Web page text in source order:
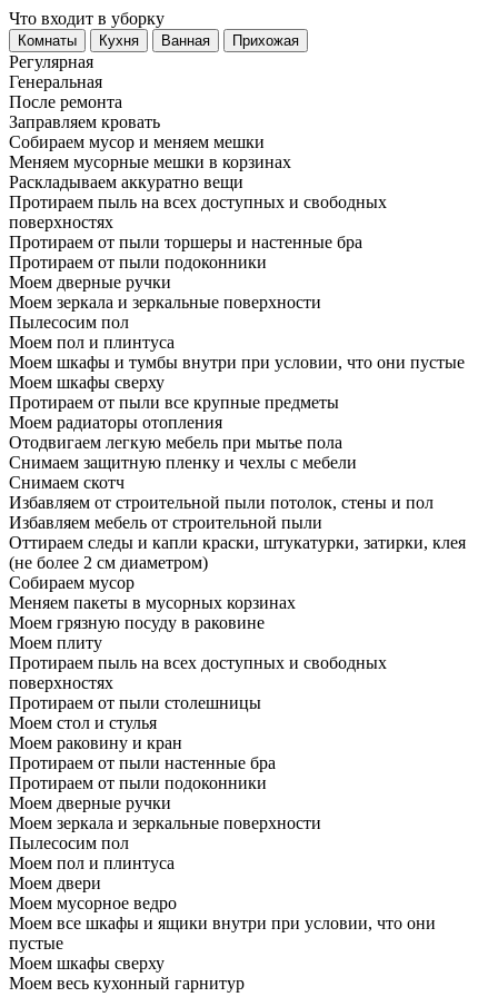
Что входит в уборку
Регу­лярная
Гене­ральная
После ремонта
Заправляем кровать
Собираем мусор и меняем мешки
Меняем мусорные мешки в корзинах
Раскладываем аккуратно вещи
Протираем пыль на всех доступных и свободных
поверхностях
Протираем от пыли торшеры и настенные бра
Протираем от пыли подоконники
Моем дверные ручки
Моем зеркала и зеркальные поверхности
Пылесосим пол
Моем пол и плинтуса
Моем шкафы и тумбы внутри при условии, что они пустые
Моем шкафы сверху
Протираем от пыли все крупные предметы
Моем радиаторы отопления
Отодвигаем легкую мебель при мытье пола
Снимаем защитную пленку и чехлы с мебели
Снимаем скотч
Избавляем от строительной пыли потолок, стены и пол
Избавляем мебель от строительной пыли
Оттираем следы и капли краски, штукатурки, затирки, клея
(не более 2 см диаметром)
Собираем мусор
Меняем пакеты в мусорных корзинах
Моем грязную посуду в раковине
Моем плиту
Протираем пыль на всех доступных и свободных
поверхностях
Протираем от пыли столешницы
Моем стол и стулья
Моем раковину и кран
Протираем от пыли настенные бра
Протираем от пыли подоконники
Моем дверные ручки
Моем зеркала и зеркальные поверхности
Пылесосим пол
Моем пол и плинтуса
Моем двери
Моем мусорное ведро
Моем все шкафы и ящики внутри при условии, что они
пустые
Моем шкафы сверху
Моем весь кухонный гарнитур